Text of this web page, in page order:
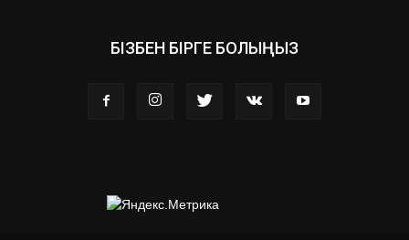
БІЗБЕН БІРГЕ БОЛЫҢЫЗ